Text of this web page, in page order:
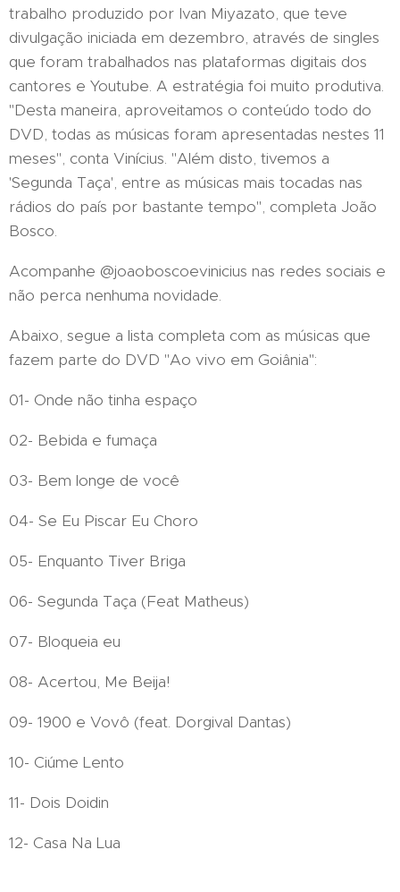
trabalho produzido por Ivan Miyazato, que teve
divulgação iniciada em dezembro, através de singles
que foram trabalhados nas plataformas digitais dos
cantores e Youtube. A estratégia foi muito produtiva.
"Desta maneira, aproveitamos o conteúdo todo do
DVD, todas as músicas foram apresentadas nestes 11
meses", conta Vinícius. "Além disto, tivemos a
'Segunda Taça', entre as músicas mais tocadas nas
rádios do país por bastante tempo", completa João
Bosco.
Acompanhe @joaoboscoevinicius nas redes sociais e
não perca nenhuma novidade.
Abaixo, segue a lista completa com as músicas que
fazem parte do DVD "Ao vivo em Goiânia":
01- Onde não tinha espaço
02- Bebida e fumaça
03- Bem longe de você
04- Se Eu Piscar Eu Choro
05- Enquanto Tiver Briga
06- Segunda Taça (Feat Matheus)
07- Bloqueia eu
08- Acertou, Me Beija!
09- 1900 e Vovô (feat. Dorgival Dantas)
10- Ciúme Lento
11- Dois Doidin
12- Casa Na Lua